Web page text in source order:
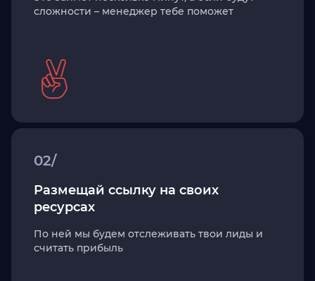
сложности – менеджер тебе поможет
02/
Размещай ссылку на своих
ресурсах
По ней мы будем отслеживать твои лиды и
считать прибыль